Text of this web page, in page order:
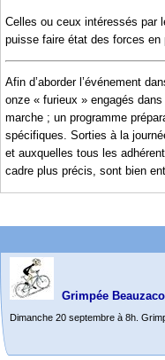
Celles ou ceux intéressés par
puisse faire état des forces en
Afin d’aborder l’événement
onze « furieux » engagés
marche ; un programme
spécifiques. Sorties à la
et auxquelles tous les
cadre plus précis, sont bien
Grimpée
Dimanche 20 septembre à 8h.